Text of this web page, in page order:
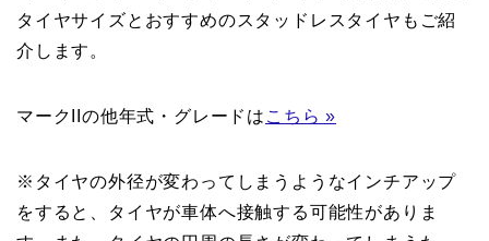
タイヤサイズとおすすめのスタッドレスタイヤもご紹
介します。
マークIIの他年式・グレードは こちら »
※タイヤの外径が変わってしまうようなインチアップ
をすると、タイヤが車体へ接触する可能性がありま